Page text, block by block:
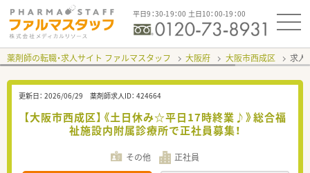
平日9：30-19：00 土日10：00-19：00
薬剤師の転職・求人サイト ファルマスタッフ 大阪府 大阪市西成区 求人
更新日： 2026/06/29 薬剤師求人ID： 424664
【大阪市西成区】《土日休み☆平日17時終業♪》総合福
祉施設内附属診療所で正社員募集！
その他 正社員